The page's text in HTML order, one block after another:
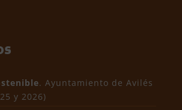
. Ayuntamiento de Avilés
y 2026)